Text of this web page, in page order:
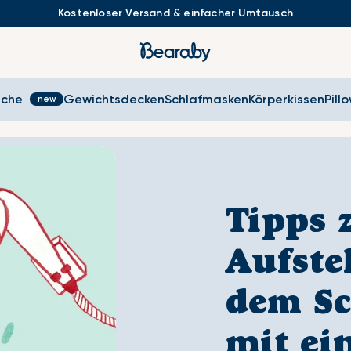
Kostenloser Versand & einfacher Umtausch
GewichtsdeckenSchlafmaskenKörperkissen
Tipps
dem